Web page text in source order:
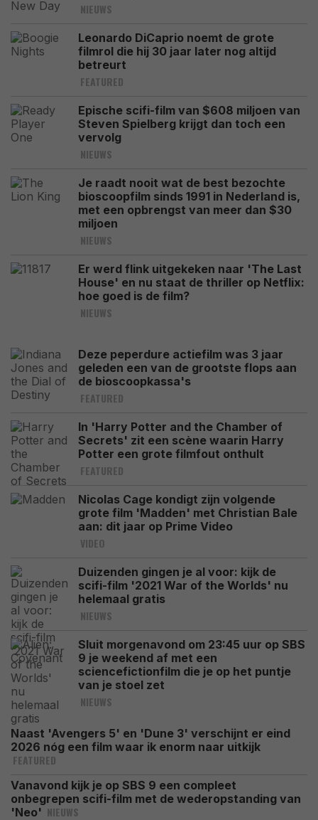
NIEUWS
Leonardo DiCaprio noemt de grote
filmrol die hij 30 jaar later nog altijd
betreurt
FEATURED
Epische scifi-film van $608 miljoen van
Steven Spielberg krijgt dan toch een
vervolg
NIEUWS
Je raadt nooit wat de best bezochte
bioscoopfilm sinds 1991 in Nederland is,
met een opbrengst van meer dan $30
miljoen
NIEUWS
Er werd flink uitgekeken naar 'The Last
House' en nu staat de thriller op Netflix:
hoe goed is de film?
NIEUWS
Deze peperdure actiefilm was 3 jaar
geleden een van de grootste flops aan
de bioscoopkassa's
FEATURED
In 'Harry Potter and the Chamber of
Secrets' zit een scène waarin Harry
Potter een grote filmfout onthult
FEATURED
Nicolas Cage kondigt zijn volgende
grote film 'Madden' met Christian Bale
aan: dit jaar op Prime Video
VIDEO
Duizenden gingen je al voor: kijk de
scifi-film '2021 War of the Worlds' nu
helemaal gratis
NIEUWS
Sluit morgenavond om 23:45 uur op SBS
9 je weekend af met een
sciencefictionfilm die je op het puntje
van je stoel zet
NIEUWS
Naast 'Avengers 5' en 'Dune 3' verschijnt er eind
2026 nóg een film waar ik enorm naar uitkijk
FEATURED
Vanavond kijk je op SBS 9 een compleet
onbegrepen scifi-film met de wederopstanding van
'Neo' NIEUWS